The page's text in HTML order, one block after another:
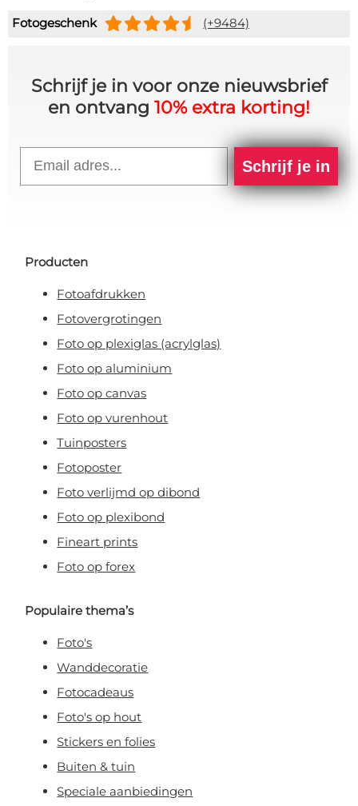
Fotogeschenk (+9484)
Schrijf je in voor onze nieuwsbrief
en ontvang 10% extra korting!
Schrijf je in
Producten
Fotoafdrukken
Fotovergrotingen
Foto op plexiglas (acrylglas)
Foto op aluminium
Foto op canvas
Foto op vurenhout
Tuinposters
Fotoposter
Foto verlijmd op dibond
Foto op plexibond
Fineart prints
Foto op forex
Populaire thema’s
Foto's
Wanddecoratie
Fotocadeaus
Foto's op hout
Stickers en folies
Buiten & tuin
Speciale aanbiedingen